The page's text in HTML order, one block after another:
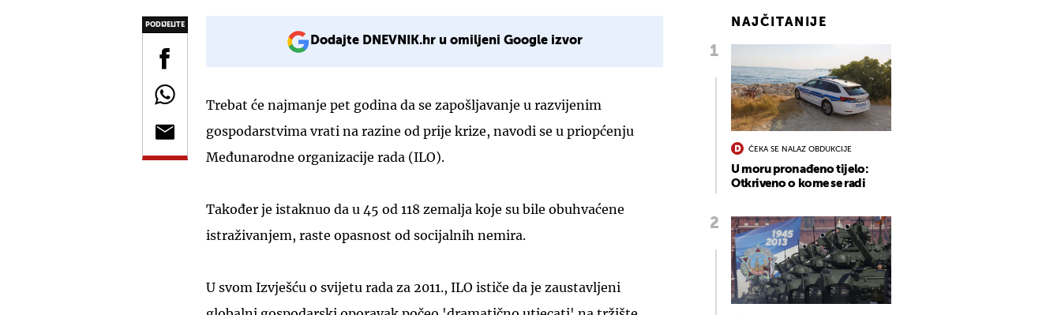
PODIJELITE
Dodajte DNEVNIK.hr u omiljeni Google izvor
Trebat će najmanje pet godina da se zapošljavanje u razvijenim
gospodarstvima vrati na razine od prije krize, navodi se u priopćenju
Međunarodne organizacije rada (ILO).
Također je istaknuo da u 45 od 118 zemalja koje su bile obuhvaćene
istraživanjem, raste opasnost od socijalnih nemira.
U svom Izvješću o svijetu rada za 2011., ILO ističe da je zaustavljeni
NAJČITANIJE
ČEKA SE NALAZ OBDUKCIJE
U moru pronađeno tijelo:
Otkriveno o kome se radi